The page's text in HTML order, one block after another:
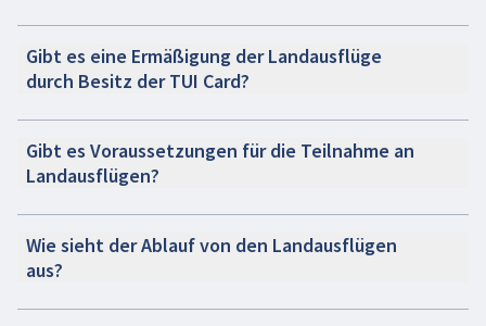
Gibt es eine Ermäßigung der Landausflüge
durch Besitz der TUI Card?
Gibt es Voraussetzungen für die Teilnahme an
Landausflügen?
Wie sieht der Ablauf von den Landausflügen
aus?